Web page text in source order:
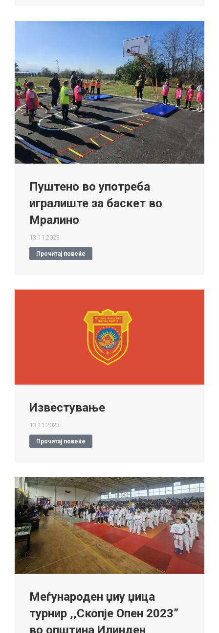
Пуштено во употреба
игралиште за баскет во
Мралино
13.11.2023
Прочитај повеќе
Известување
13.11.2023
Прочитај повеќе
Меѓународен џиу џица
турнир ,,Скопје Опен 2023”
во општина Илинден